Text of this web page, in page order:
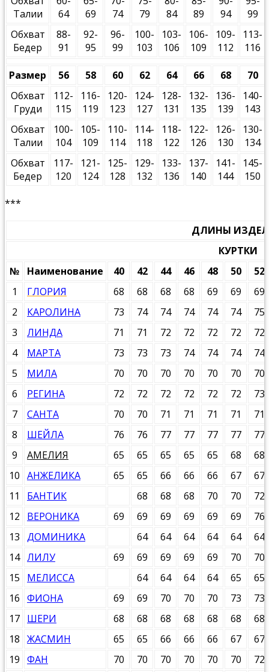
Талии
64
69
74
79
84
89
94
99
Обхват
Бедер
88-
91
92-
95
96-
99
100-
103
103-
106
106-
109
109-
112
113-
116
Размер 56 58 60 62 64 66 68
70
Обхват
Груди
112-
115
116-
119
120-
123
124-
127
128-
131
132-
135
136-
139
140-
143
Обхват
Талии
100-
104
105-
109
110-
114
114-
118
118-
122
122-
126
126-
130
130-
134
Обхват
Бедер
117-
120
121-
124
125-
128
129-
132
133-
136
137-
140
141-
144
145-
150
***
ДЛИНЫ
КУРТКИ
№
Наименование 40 42 44 46 48 50
52
1
ГЛОРИЯ 68 68 68 68 69 69
69
2
КАРОЛИНА 73 74 74 74 74 74
75
3
ЛИНДА 71 71 72 72 72 72
72
4
МАРТА 73 73 73 74 74 74
74
5
МИЛА 70 70 70 70 70 70
70
6
РЕГИНА 72 72 72 72 72 72
73
7
САНТА 70 70 71 71 71 71
71
8
ШЕЙЛА 76 76 77 77 77 77
77
9
АМЕЛИЯ 65 65 65 65 65 68
68
10 АНЖЕЛИКА 65 65 66 66 66 67
67
11
БАНТИК 68 68 68 70 70
72
12
ВЕРОНИКА 69 69 69 69 69 69
76
13 ДОМИНИКА 64 64 64 64 64
64
14 ЛИЛУ 69 69 69 69 69 70
70
15
МЕЛИССА 64 64 64 64 65
65
16 ФИОНА 69 69 70 70 70 73
73
17 ШЕРИ 68 68 68 68 68 68
68
18 ЖАСМИН 65 65 66 66 66 67
67
19 ФАН 70 70 70 70 70 70
72